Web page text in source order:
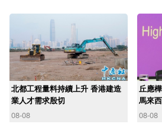
北都工程量料持續上升 香港建造
業人才需求殷切
08-08
丘應
馬來
08-08